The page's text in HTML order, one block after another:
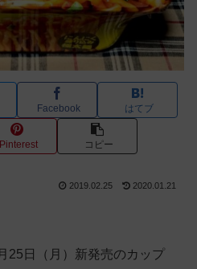
Facebook はてブ
Pinterest コピー
2019.02.25 2020.01.21
25日（月）新発売のカップ